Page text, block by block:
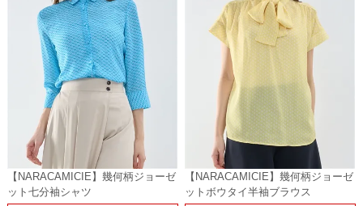
【NARACAMICIE】幾何柄ジョーゼ
ット七分袖シャツ
【NARACAMICIE】幾何柄ジョーゼ
ットボウタイ半袖ブラウス